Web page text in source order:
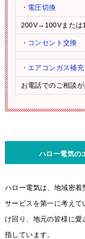
・電圧切換
200V→100Vまたは
・コンセント交換
・エアコンガス補充
お電話でのご相談が
ハロー電気の
ハロー電気は、地域密着
サービスを第一に考え
け回り、地元の皆様に
指しています。